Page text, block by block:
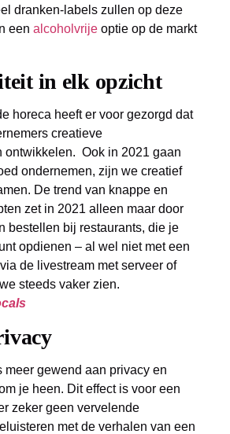
dranken-labels zullen op deze
een alcoholvrije optie op de markt
in elk opzicht
horeca heeft er voor gezorgd dat
creatieve
ontwikkelen. Ook in 2021 gaan
ondernemen, zijn we creatief
De trend van knappe en
zet in 2021 alleen maar door
bestellen bij restaurants, die je
opdienen – al wel niet met een
de livestream met serveer of
steeds vaker zien.
meer gewend aan privacy en
je heen. Dit effect is voor een
zeker geen vervelende
met de verhalen van een